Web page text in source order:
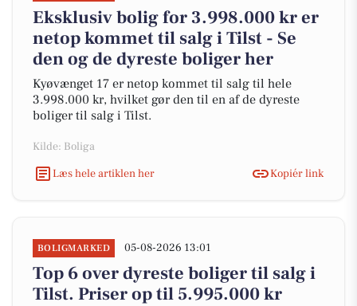
Eksklusiv bolig for 3.998.000 kr er
netop kommet til salg i Tilst - Se
den og de dyreste boliger her
Kyøvænget 17 er netop kommet til salg til hele
3.998.000 kr, hvilket gør den til en af de dyreste
boliger til salg i Tilst.
Kilde: Boliga
Læs hele artiklen her
Kopiér link
BOLIGMARKED 05-08-2026 13:01
Top 6 over dyreste boliger til salg i
Tilst. Priser op til 5.995.000 kr